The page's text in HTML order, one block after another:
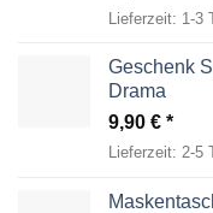
Lieferzeit: 1-3
Geschenk
Drama
9,90 €
Lieferzeit: 2-5